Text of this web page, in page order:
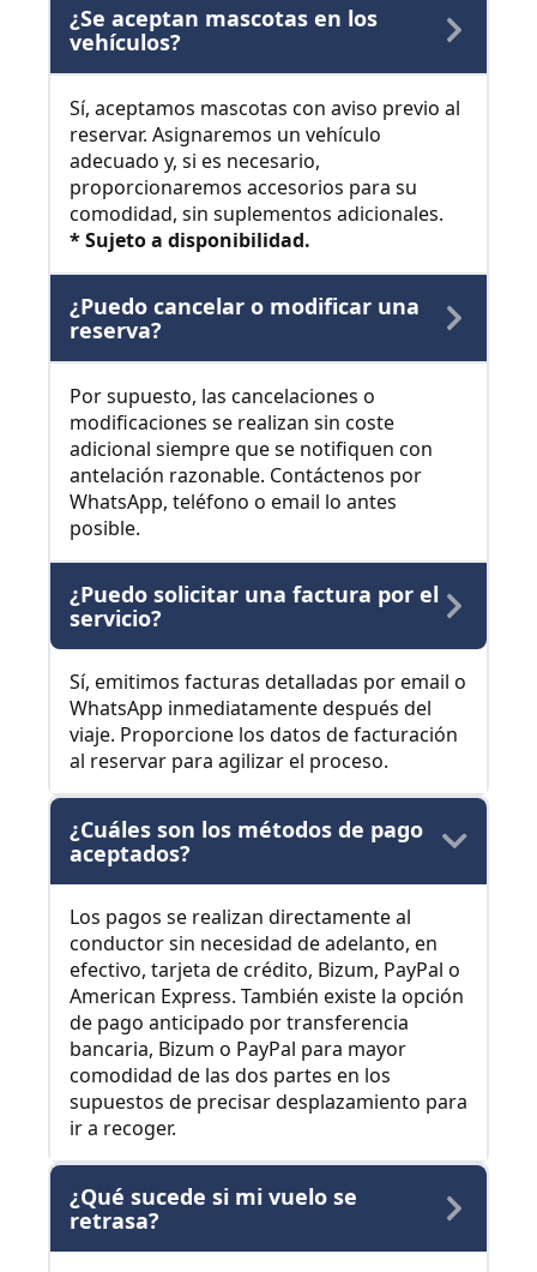
¿Se aceptan mascotas en los
vehículos?
Sí, aceptamos mascotas con aviso previo al
reservar. Asignaremos un vehículo
adecuado y, si es necesario,
proporcionaremos accesorios para su
comodidad, sin suplementos adicionales.
* Sujeto a disponibilidad.
¿Puedo cancelar o modificar una
reserva?
Por supuesto, las cancelaciones o
modificaciones se realizan sin coste
adicional siempre que se notifiquen con
antelación razonable. Contáctenos por
WhatsApp, teléfono o email lo antes
posible.
¿Puedo solicitar una factura por el
servicio?
Sí, emitimos facturas detalladas por email o
WhatsApp inmediatamente después del
viaje. Proporcione los datos de facturación
al reservar para agilizar el proceso.
¿Cuáles son los métodos de pago
aceptados?
Los pagos se realizan directamente al
conductor sin necesidad de adelanto, en
efectivo, tarjeta de crédito, Bizum, PayPal o
American Express. También existe la opción
de pago anticipado por transferencia
bancaria, Bizum o PayPal para mayor
comodidad de las dos partes en los
supuestos de precisar desplazamiento para
ir a recoger.
¿Qué sucede si mi vuelo se
retrasa?